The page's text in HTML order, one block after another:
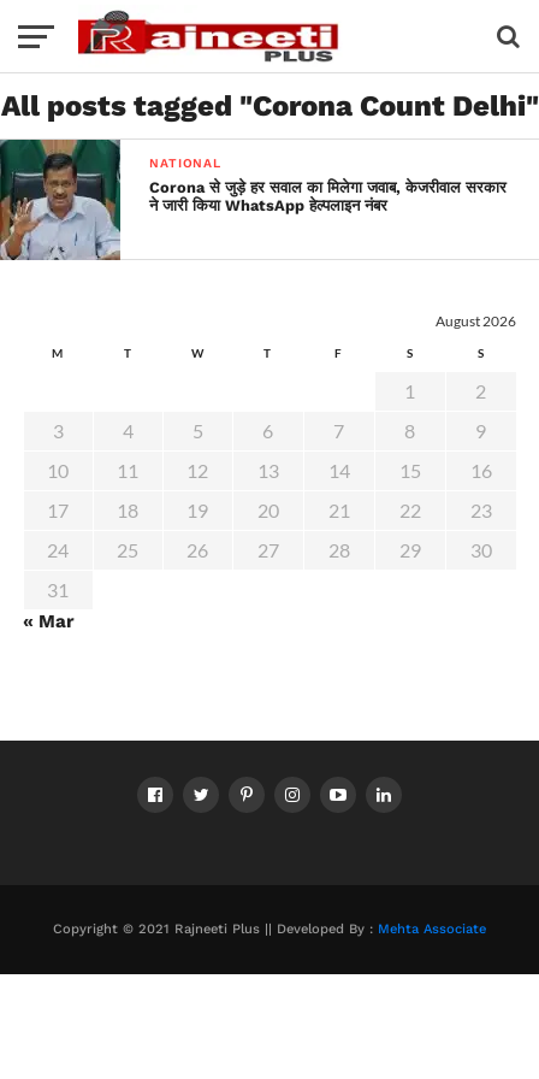
All posts tagged "Corona Count Delhi"
NATIONAL
Corona से जुड़े हर सवाल का मिलेगा जवाब, केजरीवाल सरकार
ने जारी किया WhatsApp हेल्पलाइन नंबर
August 2026
M T W T F S S
1
2
3
4 5 6 7 8
9
10
11 12 13 14 15
16
17
18 19 20 21 22
23
24
25 26 27 28 29
30
31
« Mar
Copyright © 2021 Rajneeti Plus || Developed By : Mehta Associate